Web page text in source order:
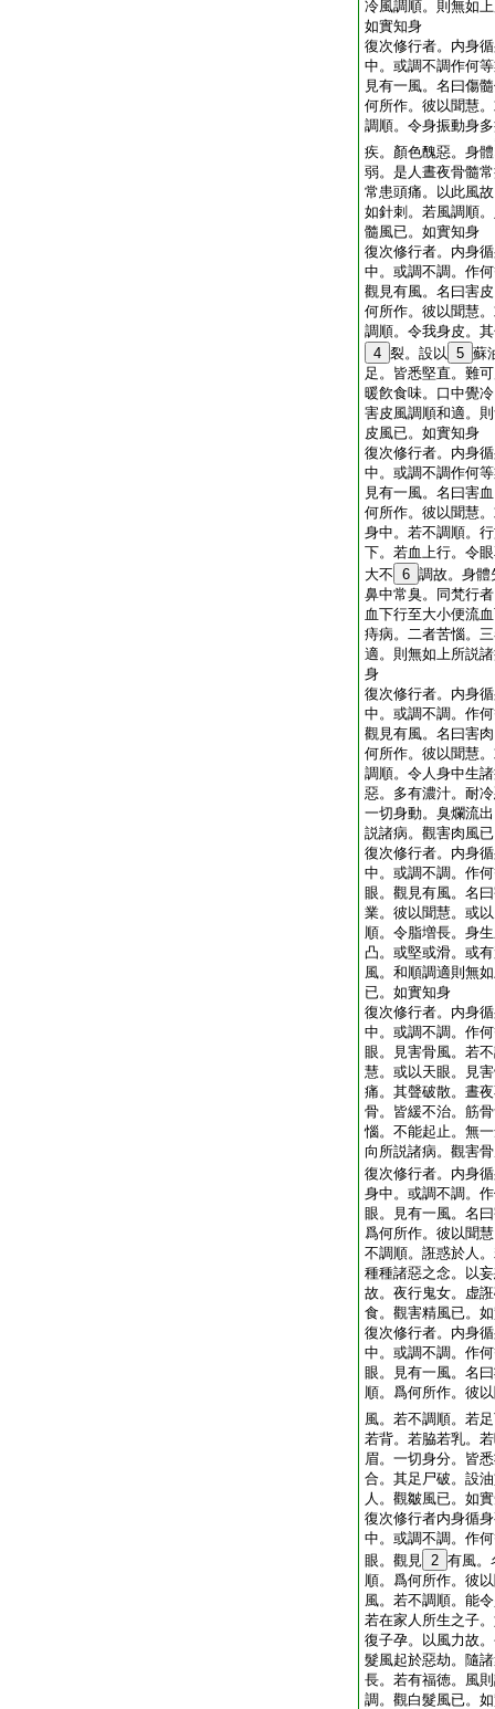
冷風調順。則無如
如實知身
復次修行者。内身
中。或調不調作何
見有一風。名曰傷
何所作。彼以聞慧
調順。令身振動身
疾。顏色醜惡。身體
弱。是人晝夜骨髓
常患頭痛。以此風
如針刺。若風調順
髓風已。如實知身
復次修行者。内身
中。或調不調。作
觀見有風。名曰害
何所作。彼以聞慧
調順。令我身皮。
4 裂。設以 5 蘇
足。皆悉堅直。難
暖飮食味。口中覺
害皮風調順和適。
皮風已。如實知身
復次修行者。内身
中。或調不調作何
見有一風。名曰害
何所作。彼以聞慧
身中。若不調順。
下。若血上行。令
大不 6 調故。身體
鼻中常臭。同梵行
血下行至大小便流
痔病。二者苦惱。
適。則無如上所説
身
復次修行者。内身
中。或調不調。作
觀見有風。名曰害
何所作。彼以聞慧
調順。令人身中生
惡。多有濃汁。耐
一切身動。臭爛流
説諸病。觀害肉風
復次修行者。内身
中。或調不調。作
眼。觀見有風。名
業。彼以聞慧。或
順。令脂増長。身
凸。或堅或滑。或
風。和順調適則無
已。如實知身
復次修行者。内身
中。或調不調。作
眼。見害骨風。若
慧。或以天眼。見
痛。其聲破散。晝
骨。皆緩不治。筋
惱。不能起止。無
向所説諸病。觀害
復次修行者。内身
身中。或調不調。
眼。見有一風。名
爲何所作。彼以聞
不調順。誑惑於人
種種諸惡之念。以
故。夜行鬼女。虚
食。觀害精風已。
復次修行者。内身
中。或調不調。作
眼。見有一風。名
順。爲何所作。彼
風。若不調順。若
若背。若脇若乳。
眉。一切身分。皆
合。其足尸破。設
人。觀皺風已。如
復次修行者内身循
中。或調不調。作
眼。觀見 2 有風。
順。爲何所作。彼
風。若不調順。能
若在家人所生之子
復子孕。以風力故
髮風起於惡劫。隨
長。若有福徳。風
調。觀白髮風已。